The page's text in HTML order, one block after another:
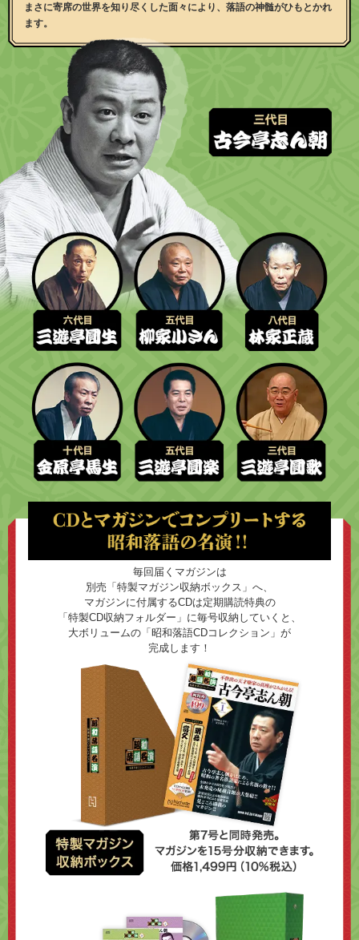
まさに寄席の世界を知り尽くした面々により、落語の神髄がひもとかれ
ます。
毎回届くマガジンは
別売「特製マガジン収納ボックス」へ、
マガジンに付属するCDは定期購読特典の
「特製CD収納フォルダー」に毎号収納していくと、
大ボリュームの「昭和落語CDコレクション」が
完成します！